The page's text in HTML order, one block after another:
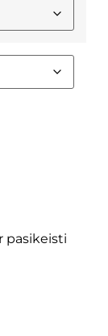
pasikeisti